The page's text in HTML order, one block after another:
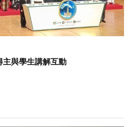
主與學生講解互動